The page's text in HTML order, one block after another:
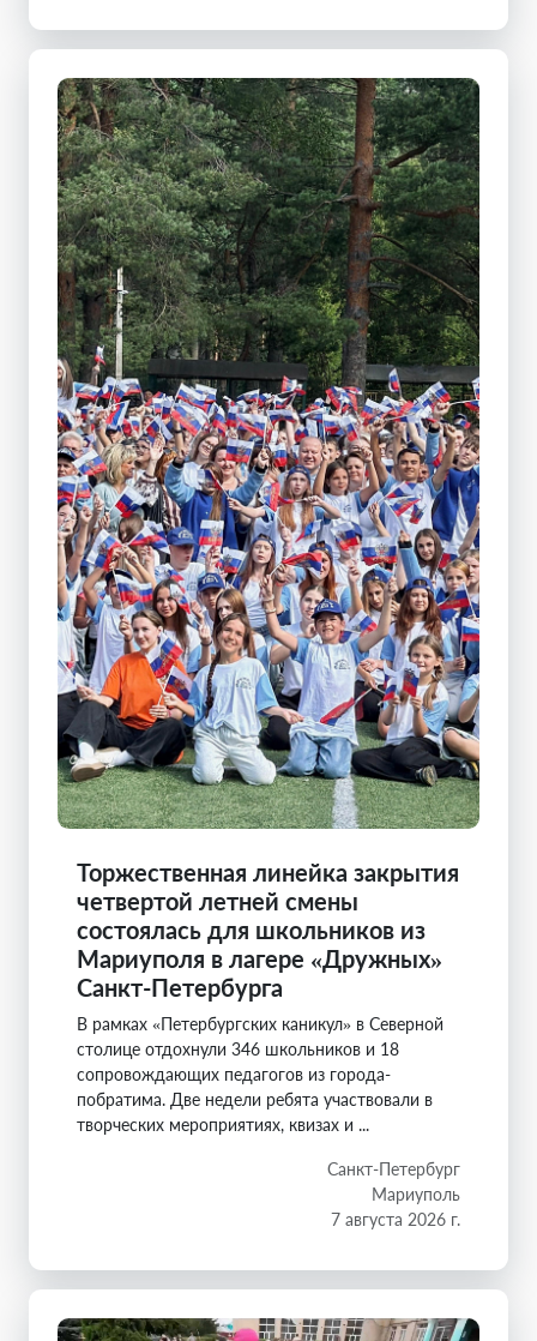
Торжественная линейка закрытия
четвертой летней смены
состоялась для школьников из
Мариуполя в лагере «Дружных»
Санкт-Петербурга
В рамках «Петербургских каникул» в Северной
столице отдохнули 346 школьников и 18
сопровождающих педагогов из города-
побратима. Две недели ребята участвовали в
творческих мероприятиях, квизах и ...
Санкт-Петербург
Мариуполь
7 августа 2026 г.